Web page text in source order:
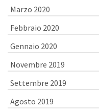
Marzo 2020
Febbraio 2020
Gennaio 2020
Novembre 2019
Settembre 2019
Agosto 2019